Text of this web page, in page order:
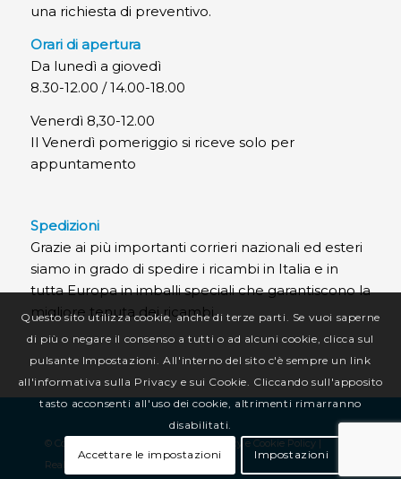
una richiesta di preventivo.
Orari di apertura
Da lunedì a giovedì
8.30-12.00 / 14.00-18.00
Venerdì 8,30-12.00
Il Venerdì pomeriggio si riceve solo per
appuntamento
Spedizioni
Grazie ai più importanti corrieri nazionali ed esteri
siamo in grado di spedire i ricambi in Italia e in
tutta Europa in imballi speciali che garantiscono la
migliore tenuta dei ricambi.
© Copyright CR Termotecnica Srl | Privacy e Cookie Policy |
Realizzazione sito web
Questo sito utilizza cookie, anche di terze parti. Se vuoi saperne
di più o negare il consenso a tutti o ad alcuni cookie, clicca sul
pulsante Impostazioni. All'interno del sito c'è sempre un link
all'informativa sulla Privacy e sui Cookie. Cliccando sull'apposito
tasto acconsenti all'uso dei cookie, altrimenti rimarranno
disabilitati.
Accettare le impostazioni Impostazioni